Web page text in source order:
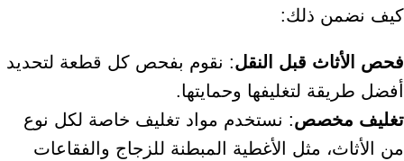
كيف نضمن ذلك:
فحص الأثاث قبل النقل: نقوم بفحص كل قطعة لتحديد
أفضل طريقة لتغليفها وحمايتها.
تغليف مخصص: نستخدم مواد تغليف خاصة لكل نوع
من الأثاث، مثل الأغطية المبطنة للزجاج والفقاعات